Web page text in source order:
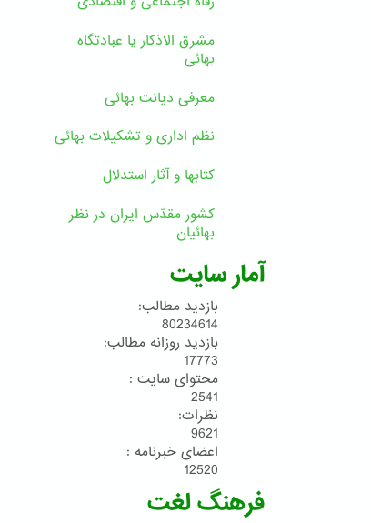
مشرق الاذکار یا عبادتگاه
بهائی
معرفی دیانت بهائی
نظم اداری و تشکیلات بهائی
کتابها و آثار استدلال
کشور مقدّس ایران در نظر
بهائیان
آمار سایت
بازدید مطالب:
80234614
بازدید روزانه مطالب:
17773
محتوای سایت :
2541
نظرات:
9621
اعضای خبرنامه :
12520
فرهنگ لغت